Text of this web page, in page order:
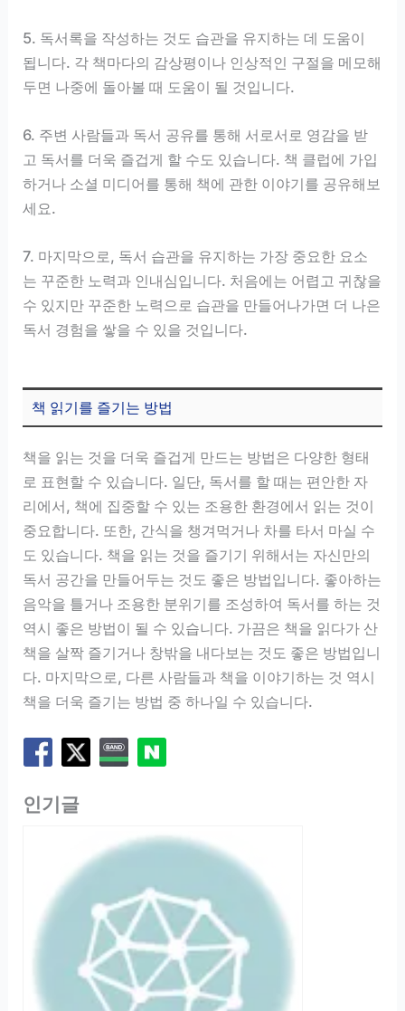
5. 독서록을 작성하는 것도 습관을 유지하는 데 도움이
됩니다. 각 책마다의 감상평이나 인상적인 구절을 메모해
두면 나중에 돌아볼 때 도움이 될 것입니다.
6. 주변 사람들과 독서 공유를 통해 서로서로 영감을 받
고 독서를 더욱 즐겁게 할 수도 있습니다. 책 클럽에 가입
하거나 소셜 미디어를 통해 책에 관한 이야기를 공유해보
세요.
7. 마지막으로, 독서 습관을 유지하는 가장 중요한 요소
는 꾸준한 노력과 인내심입니다. 처음에는 어렵고 귀찮을
수 있지만 꾸준한 노력으로 습관을 만들어나가면 더 나은
독서 경험을 쌓을 수 있을 것입니다.
책 읽기를 즐기는 방법
책을 읽는 것을 더욱 즐겁게 만드는 방법은 다양한 형태
로 표현할 수 있습니다. 일단, 독서를 할 때는 편안한 자
리에서, 책에 집중할 수 있는 조용한 환경에서 읽는 것이
중요합니다. 또한, 간식을 챙겨먹거나 차를 타서 마실 수
도 있습니다. 책을 읽는 것을 즐기기 위해서는 자신만의
독서 공간을 만들어두는 것도 좋은 방법입니다. 좋아하는
음악을 틀거나 조용한 분위기를 조성하여 독서를 하는 것
역시 좋은 방법이 될 수 있습니다. 가끔은 책을 읽다가 산
책을 살짝 즐기거나 창밖을 내다보는 것도 좋은 방법입니
다. 마지막으로, 다른 사람들과 책을 이야기하는 것 역시
책을 더욱 즐기는 방법 중 하나일 수 있습니다.
인기글